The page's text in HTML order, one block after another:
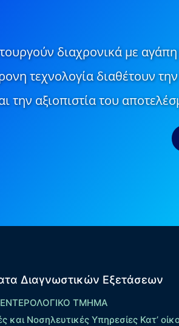
διαχρονικά με
τεχνολογία διαθέτουν
την αξιοπιστία του
Διαγνωστικών Εξετάσεων
ΤΜΗΜΑ
και Νοσηλευτικές Υπηρεσίες Κατ’